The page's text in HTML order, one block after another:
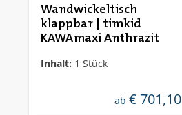
Wandwickeltisch
klappbar | timkid
KAWAmaxi Anthrazit
Inhalt: 1 Stück
regulärer preis:
ab € 701,10